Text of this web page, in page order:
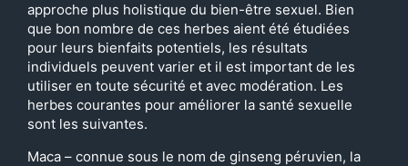
approche plus holistique du bien-être sexuel. Bien
que bon nombre de ces herbes aient été étudiées
pour leurs bienfaits potentiels, les résultats
individuels peuvent varier et il est important de les
utiliser en toute sécurité et avec modération. Les
herbes courantes pour améliorer la santé sexuelle
sont les suivantes.
Maca – connue sous le nom de ginseng péruvien, la